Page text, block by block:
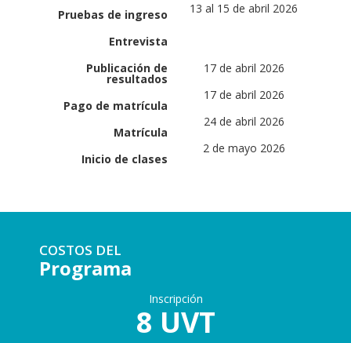
Pruebas de ingreso
Entrevista
13 al 15 de abril 2026
Publicación de
resultados
Pago de matrícula
Matrícula
Inicio de clases
17 de abril 2026
17 de abril 2026
24 de abril 2026
2 de mayo 2026
COSTOS DEL
Programa
Inscripción
8 UVT